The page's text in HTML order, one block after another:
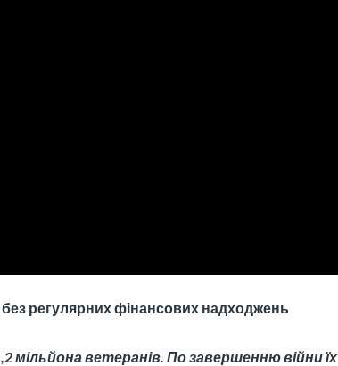
регулярних фінансових надходжень
мільйона ветеранів. По завершенню війни їх